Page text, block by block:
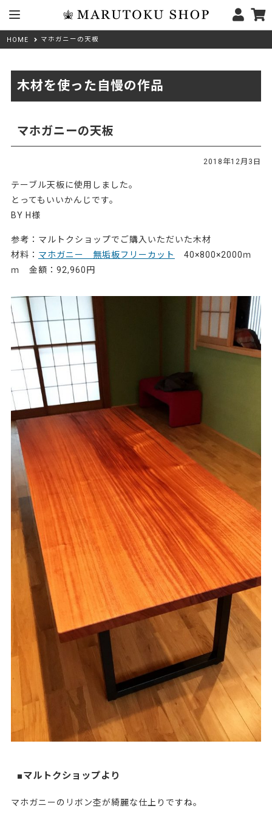
HOME マホガニーの天板
木材を使った自慢の作品
マホガニーの天板
2018年12月3日
テーブル天板に使用しました。
とってもいいかんじです。
BY H様
参考：マルトクショップでご購入いただいた木材
材料： マホガニー 無垢板フリーカット
40×800×2000ｍ
ｍ 金額：92,960円
■マルトクショップより
マホガニーのリボン杢が綺麗な仕上りですね。